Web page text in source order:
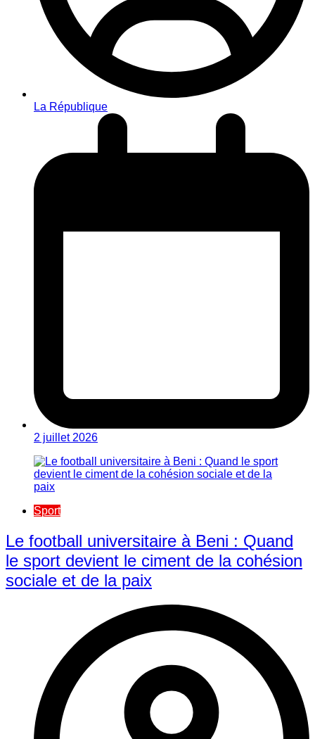
La République
2 juillet 2026
Sport
Le football universitaire à Beni : Quand
le sport devient le ciment de la cohésion
sociale et de la paix